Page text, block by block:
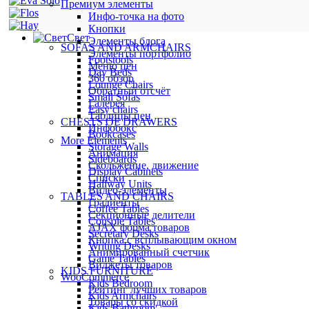
Премиум элементы
Инфо-точка на фото
Кнопки
Элементы блога
Элементы портфолио
Меню цен
360 обзор
Обратный отсчёт
Галерея
Таблицы цен
Инфобокс
More Elements
Анимация
Скольжение, движение
Списки
Видео-элементы
Градиенты
Секционные делители
AJAX форма товаров
Кнопка с всплывающим окном
Анимированный счетчик
Виджеты товаров
WooCommerce
Рейтинг лучших товаров
Товары со скидкой
Свет
SOFAS AND ARMCHAIRS
Footstools
Day Beds
Lounge Chairs
Small Sofas
Easy chairs
CHESTS OF DRAWERS
Bookcases
Storage Walls
Sideboards
Display Cabinets
Hallway Units
TABLES AND CHAIRS
Coffee Tables
Console Tables
Secretary Desks
Writing Desks
Game Tables
KIDS FURNITURE
Kids Bedroom
Kids Armchairs